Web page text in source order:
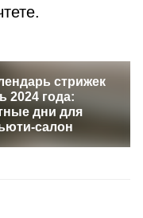
стрижек
2024 года:
дни для
салон